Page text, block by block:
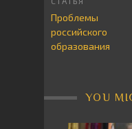
Проблемы
российского
образования
YOU